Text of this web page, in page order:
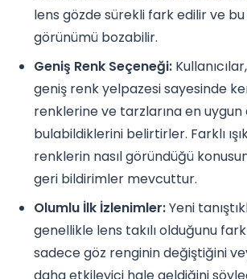
lens gözde sürekli fark edilir ve
görünümü bozabilir.
Geniş Renk Seçeneği:
geniş renk yelpazesi sayesinde
renklerine ve tarzlarına en
bulabildiklerini belirtirler. Farklı
renklerin nasıl göründüğü
geri bildirimler mevcuttur.
Olumlu İlk İzlenimler:Yeni
genellikle lens takılı olduğunu
sadece göz renginin değiştiğini
daha etkileyici hale geldiğini